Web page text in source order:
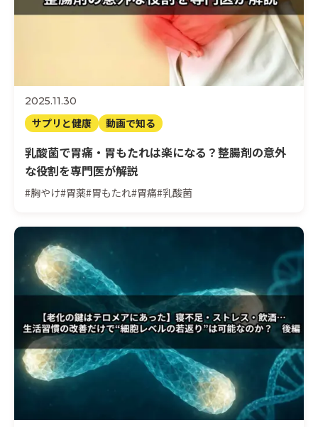
2025.11.30
サプリと健康 動画で知る
乳酸菌で胃痛・胃もたれは楽になる？整腸剤の意外
な役割を専門医が解説
#胸やけ#胃薬#胃もたれ#胃痛#乳酸菌